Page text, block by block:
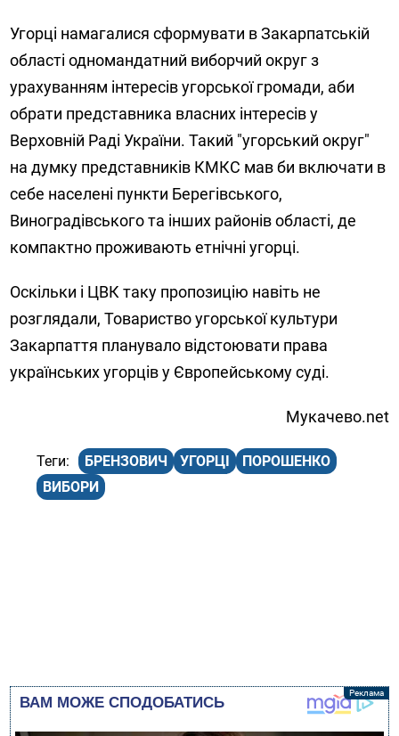
Угорці намагалися сформувати в Закарпатській
області одномандатний виборчий округ з
урахуванням інтересів угорської громади, аби
обрати представника власних інтересів у
Верховній Раді України. Такий "угорський округ"
на думку представників КМКС мав би включати в
себе населені пункти Берегівського,
Виноградівського та інших районів області, де
компактно проживають етнічні угорці.
Оскільки і ЦВК таку пропозицію навіть не
розглядали, Товариство угорської культури
Закарпаття планувало відстоювати права
українських угорців у Європейському суді.
Мукачево.net
БРЕНЗОВИЧ УГОРЦІ
ПОРОШЕНКО
ВИБОРИ